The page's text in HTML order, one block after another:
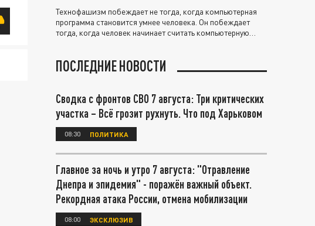
Технофашизм побеждает не тогда, когда компьютерная
программа становится умнее человека. Он побеждает
тогда, когда человек начинает считать компьютерную
ПОСЛЕДНИЕ НОВОСТИ
Сводка с фронтов СВО 7 августа: Три критических
участка – Всё грозит рухнуть. Что под Харьковом
08:30 ПОЛИТИКА
Главное за ночь и утро 7 августа: "Отравление
Днепра и эпидемия" - поражён важный объект.
Рекордная атака России, отмена мобилизации
08:00 ЭКСКЛЮЗИВ